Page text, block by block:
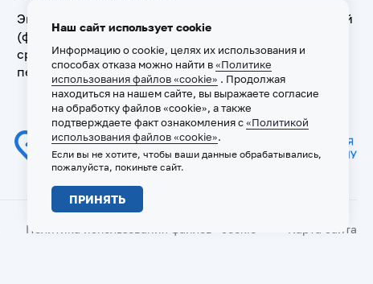
Экзамен по допуску к осуществлению медицинской
(фармацевтической) деятельности на должностях
среднего медицинского (фармацевтического)
персонала
Политика использования файлов «cookie» Карта сайта
Наш сайт использует cookie
Информацию о cookie, целях их использования и
способах отказа можно найти в«Политике
использования файлов «cookie» . Продолжая
находиться на нашем сайте, вы выражаете согласие
на обработку файлов «cookie», а также
подтверждаете факт ознакомления с«Политикой
использования файлов «cookie».
Если вы не хотите, чтобы ваши данные обрабатывались,
пожалуйста, покиньте сайт.
ПРИНЯТЬ